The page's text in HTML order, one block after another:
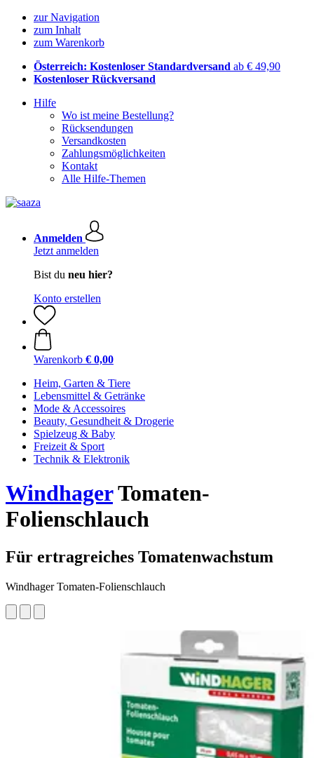
zur Navigation
zum Inhalt
zum Warenkorb
Österreich: Kostenloser Standardversand ab € 49,90
Kostenloser Rückversand
Hilfe
Wo ist meine Bestellung?
Rücksendungen
Versandkosten
Zahlungsmöglichkeiten
Kontakt
Alle Hilfe-Themen
Anmelden
Jetzt anmelden
Bist du neu hier?
Konto erstellen
Warenkorb € 0,00
Heim, Garten & Tiere
Lebensmittel & Getränke
Mode & Accessoires
Beauty, Gesundheit & Drogerie
Spielzeug & Baby
Freizeit & Sport
Technik & Elektronik
WindhagerTomaten-
Folienschlauch
Für ertragreiches Tomatenwachstum
Windhager Tomaten-Folienschlauch